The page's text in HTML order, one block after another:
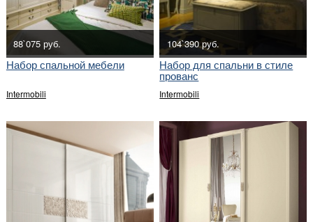
88`075 руб.
Набор спальной мебели
Intermobili
104`390 руб.
Набор для спальни в стиле
прованс
Intermobili